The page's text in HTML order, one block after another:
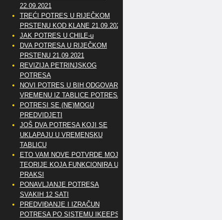
22.09.2021
TREĆI POTRES U RIJEČKOM
PRSTENU KOD KLANE 21.09.2021
JAK POTRES U CHILE-u
DVA POTRESA U RIJEČKOM
PRSTENU 21.09.2021
REVIZIJA PETRINJSKOG
POTRESA
NOVI POTRES U BIH ODGOVARA
VREMENU IZ TABLICE POTRESA
POTRESI SE (NE)MOGU
PREDVIDJETI
JOŠ DVA POTRESA KOJI SE
UKLAPAJU U VREMENSKU
TABLICU
ETO VAM NOVE POTVRDE MOJE
TEORIJE KOJA FUNKCIONIRA U
PRAKSI
PONAVLJANJE POTRESA
SVAKIH 12 SATI
PREDVIĐANJE I IZRAČUN
POTRESA PO SISTEMU IKEEPS